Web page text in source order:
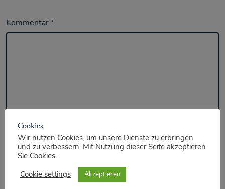
Kommentar*
Cookies
Wir nutzen Cookies, um unsere Dienste zu erbringen
und zu verbessern. Mit Nutzung dieser Seite akzeptieren
Sie Cookies.
Cookie settings
Akzeptieren